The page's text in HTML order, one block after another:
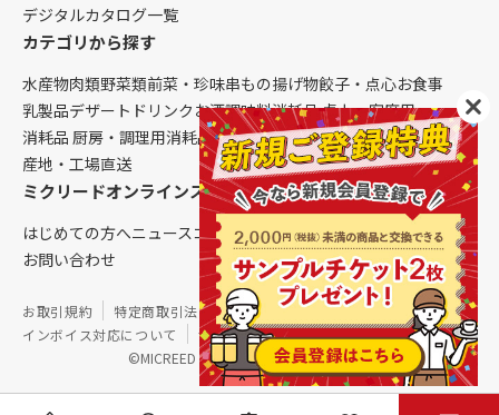
デジタルカタログ一覧
カテゴリから探す
水産物肉類野菜類前菜・珍味串もの揚げ物餃子・点心お食事
乳製品デザート ドリンク お酒調味料消耗品 卓上・客席用
消耗品 厨房・調理用消耗品 クレンリネス生鮮品（配送便限定）
産地・工場直送
ミクリードオンラインストアについて
はじめての方へニュースコラムご利用ガイド会社概要
お問い合わせ
©MICREED CO.,LTD. All Rights Reserved.
お取引規約 特定商取引法に基づく表記
個人情報保護方針
インボイス対応について
サイトマップ